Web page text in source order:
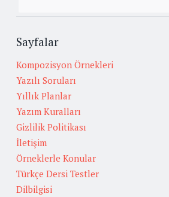
Sayfalar
Kompozisyon Örnekleri
Yazılı Soruları
Yıllık Planlar
Yazım Kuralları
Gizlilik Politikası
İletişim
Örneklerle Konular
Türkçe Dersi Testler
Dilbilgisi